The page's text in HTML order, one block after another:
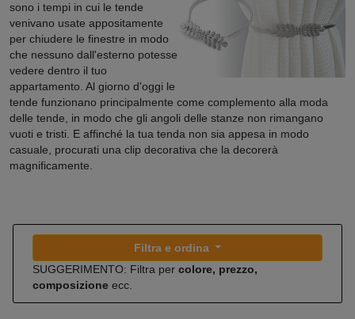
sono i tempi in cui le tende
venivano usate appositamente
per chiudere le finestre in modo
che nessuno dall'esterno potesse
vedere dentro il tuo
appartamento. Al giorno d'oggi le
tende funzionano principalmente come complemento alla moda
delle tende, in modo che gli angoli delle stanze non rimangano
vuoti e tristi. E affinché la tua tenda non sia appesa in modo
casuale, procurati una clip decorativa che la decorerà
magnificamente.
Filtra e ordina
SUGGERIMENTO: Filtra per colore, prezzo,
composizione ecc.